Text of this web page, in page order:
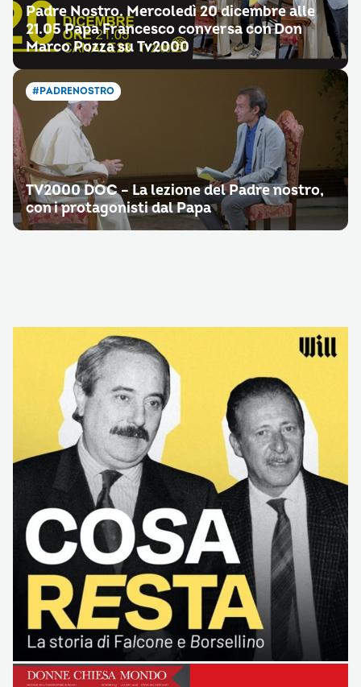
Padre Nostro. Mercoledì 20 dicembre alle
21.05 Papa Francesco conversa con Don
Marco Pozza su Tv2000
#PADRENOSTRO
TV2000 DOC – La lezione del Padre nostro,
con i protagonisti dal Papa